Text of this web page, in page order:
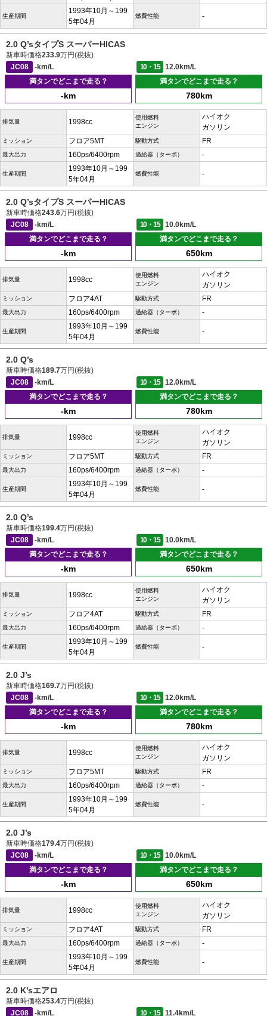
生産期間
1993年10月～199
5年04月
燃費性能 -
2.0 Q’sタイプS スーパーHICAS
新車時価格233.9万円(税抜)
JC08
-km/L 10・15
12.0km/L
満タンでどこまで走る？
-km
満タンでどこまで走る？
780km
排気量 1998cc
使用燃料
エンジン
ハイオク
ガソリン
ミッション フロア5MT 駆動方式 FR
最大出力 160ps/6400rpm 過給器（ターボ） -
生産期間
1993年10月～199
5年04月
燃費性能 -
2.0 Q’sタイプS スーパーHICAS
新車時価格243.6万円(税抜)
JC08
-km/L 10・15
10.0km/L
満タンでどこまで走る？
-km
満タンでどこまで走る？
650km
排気量 1998cc
使用燃料
エンジン
ハイオク
ガソリン
ミッション フロア4AT 駆動方式 FR
最大出力 160ps/6400rpm 過給器（ターボ） -
生産期間
1993年10月～199
5年04月
燃費性能 -
2.0 Q’s
新車時価格189.7万円(税抜)
JC08
-km/L 10・15
12.0km/L
満タンでどこまで走る？
-km
満タンでどこまで走る？
780km
排気量 1998cc
使用燃料
エンジン
ハイオク
ガソリン
ミッション フロア5MT 駆動方式 FR
最大出力 160ps/6400rpm 過給器（ターボ） -
生産期間
1993年10月～199
5年04月
燃費性能 -
2.0 Q’s
新車時価格199.4万円(税抜)
JC08
-km/L 10・15
10.0km/L
満タンでどこまで走る？
-km
満タンでどこまで走る？
650km
排気量 1998cc
使用燃料
エンジン
ハイオク
ガソリン
ミッション フロア4AT 駆動方式 FR
最大出力 160ps/6400rpm 過給器（ターボ） -
生産期間
1993年10月～199
5年04月
燃費性能 -
2.0 J’s
新車時価格169.7万円(税抜)
JC08
-km/L 10・15
12.0km/L
満タンでどこまで走る？
-km
満タンでどこまで走る？
780km
排気量 1998cc
使用燃料
エンジン
ハイオク
ガソリン
ミッション フロア5MT 駆動方式 FR
最大出力 160ps/6400rpm 過給器（ターボ） -
生産期間
1993年10月～199
5年04月
燃費性能 -
2.0 J’s
新車時価格179.4万円(税抜)
JC08
-km/L 10・15
10.0km/L
満タンでどこまで走る？
-km
満タンでどこまで走る？
650km
排気量 1998cc
使用燃料
エンジン
ハイオク
ガソリン
ミッション フロア4AT 駆動方式 FR
最大出力 160ps/6400rpm 過給器（ターボ） -
生産期間
1993年10月～199
5年04月
燃費性能 -
2.0 K’sエアロ
新車時価格253.4万円(税抜)
JC08
-km/L 10・15
11.4km/L